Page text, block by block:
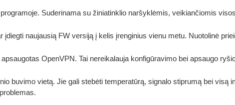
Suderinama su žiniatinklio naršyklėmis, veikiančiomis
naujausią FW versiją į kelis įrenginius vienu metu. Nuotolinė
OpenVPN. Tai nereikalauja konfigūravimo bei apsaugo
buvimo vietą. Jie gali stebėti temperatūrą, signalo stiprumą bei visą